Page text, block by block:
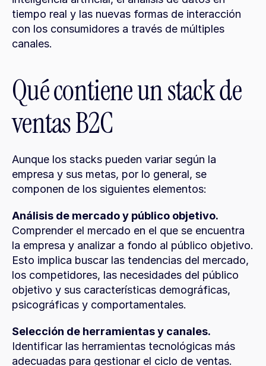
tiempo real y las nuevas formas de interacción
con los consumidores a través de múltiples
canales.
Qué contiene un stack de
ventas B2C
Aunque los stacks pueden variar según la
empresa y sus metas, por lo general, se
componen de los siguientes elementos:
Análisis de mercado y público objetivo.
Comprender el mercado en el que se encuentra
la empresa y analizar a fondo al público objetivo.
Esto implica buscar las tendencias del mercado,
los competidores, las necesidades del público
objetivo y sus características demográficas,
psicográficas y comportamentales.
Selección de herramientas y canales.
Identificar las herramientas tecnológicas más
adecuadas para gestionar el ciclo de ventas.